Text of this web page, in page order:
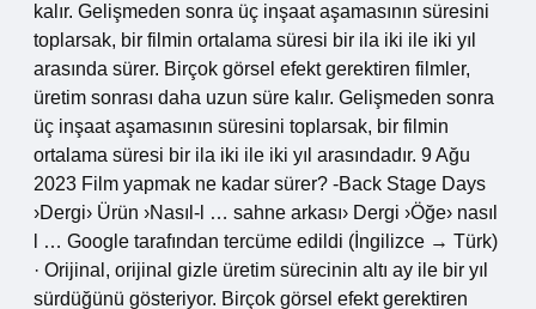
kalır. Gelişmeden sonra üç inşaat aşamasının süresini
toplarsak, bir filmin ortalama süresi bir ila iki ile iki yıl
arasında sürer. Birçok görsel efekt gerektiren filmler,
üretim sonrası daha uzun süre kalır. Gelişmeden sonra
üç inşaat aşamasının süresini toplarsak, bir filmin
ortalama süresi bir ila iki ile iki yıl arasındadır. 9 Ağu
2023 Film yapmak ne kadar sürer? -Back Stage Days
›Dergi› Ürün ›Nasıl-l … sahne arkası› Dergi ›Öğe› nasıl
l … Google tarafından tercüme edildi (İngilizce → Türk)
· Orijinal, orijinal gizle üretim sürecinin altı ay ile bir yıl
sürdüğünü gösteriyor. Birçok görsel efekt gerektiren